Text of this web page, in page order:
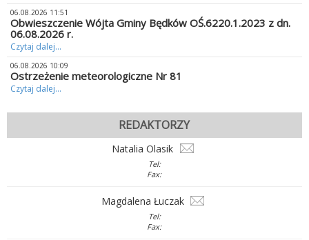
06.08.2026 11:51
Obwieszczenie Wójta Gminy Będków OŚ.6220.1.2023 z dn.
06.08.2026 r.
Czytaj dalej...
06.08.2026 10:09
Ostrzeżenie meteorologiczne Nr 81
Czytaj dalej...
REDAKTORZY
Natalia Olasik
Tel:
Fax:
Magdalena Łuczak
Tel:
Fax: